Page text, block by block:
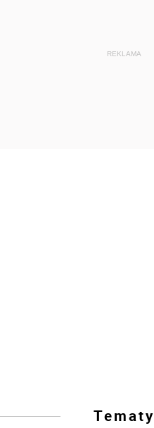
REKLAMA
Tematy